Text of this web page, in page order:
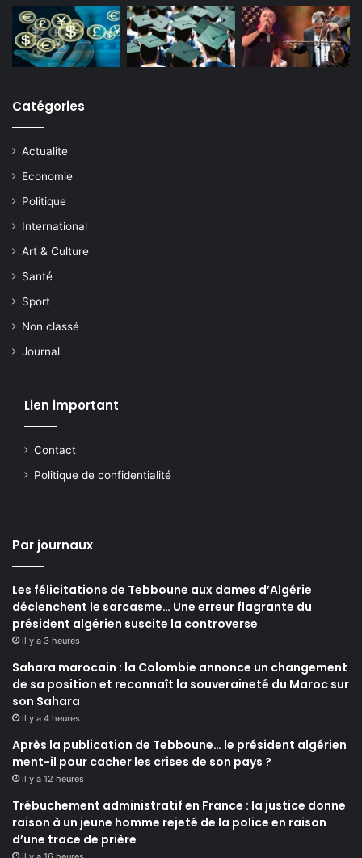
Catégories
Actualite
Economie
Politique
International
Art & Culture
Santé
Sport
Non classé
Journal
Lien important
Contact
Politique de confidentialité
Par journaux
Les félicitations de Tebboune aux dames d’Algérie
déclenchent le sarcasme… Une erreur flagrante du
président algérien suscite la controverse
il y a 3 heures
Sahara marocain : la Colombie annonce un changement
de sa position et reconnaît la souveraineté du Maroc sur
son Sahara
il y a 4 heures
Après la publication de Tebboune… le président algérien
ment-il pour cacher les crises de son pays ?
il y a 12 heures
Trébuchement administratif en France : la justice donne
raison à un jeune homme rejeté de la police en raison
d’une trace de prière